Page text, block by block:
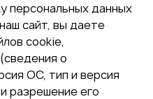
персональных данных
сайт, вы даете
cookie,
о
ОС, тип и версия
разрешение его